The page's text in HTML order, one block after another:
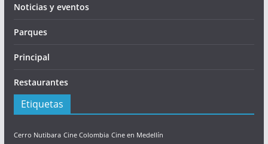
Noticias y eventos
Parques
Principal
Restaurantes
Etiquetas
Cerro Nutibara Cine Colombia Cine en Medellín